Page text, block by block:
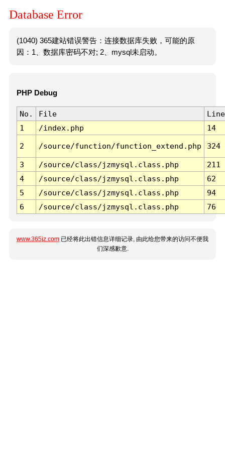
Database Error
(1040) 365建站错误警告：连接数据库失败，可能的原
因：1、数据库密码不对; 2、mysql未启动。
PHP Debug
No. File
Line
1
/index.php 14
2 /source/function/function_extend.php 324
3 /source/class/jzmysql.class.php
211
4
/source/class/jzmysql.class.php
62
5
/source/class/jzmysql.class.php
94
6
/source/class/jzmysql.class.php 76
www.365jz.com 已经将此出错信息详细记录, 由此给您带来的访问不便我
们深感歉意.